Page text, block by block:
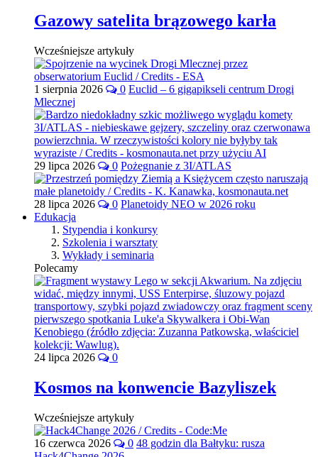
Gazowy satelita brązowego karła
Wcześniejsze artykuły
1 sierpnia 2026 0 Euclid – 6 gigapikseli centrum Drogi
Mlecznej
29 lipca 2026 0 Pożegnanie z 3I/ATLAS
28 lipca 2026 0 Planetoidy NEO w 2026 roku
Edukacja
Stypendia i konkursy
Szkolenia i warsztaty
Wykłady i seminaria
Polecamy
24 lipca 2026 0
Kosmos na konwencie Bazyliszek
Wcześniejsze artykuły
16 czerwca 2026 0 48 godzin dla Bałtyku: rusza